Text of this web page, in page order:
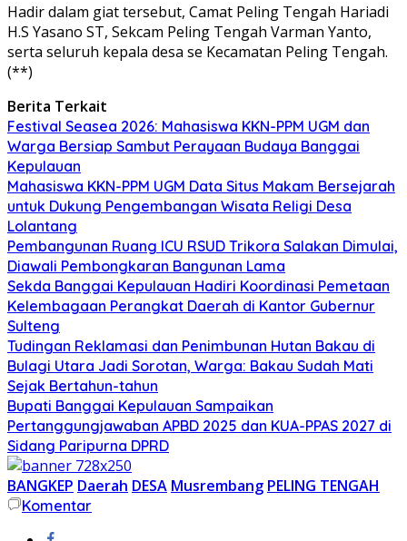
Hadir dalam giat tersebut, Camat Peling Tengah Hariadi
H.S Yasano ST, Sekcam Peling Tengah Varman Yanto,
serta seluruh kepala desa se Kecamatan Peling Tengah.
(**)
Berita Terkait
Festival Seasea 2026: Mahasiswa KKN-PPM UGM dan
Warga Bersiap Sambut Perayaan Budaya Banggai
Kepulauan
Mahasiswa KKN-PPM UGM Data Situs Makam Bersejarah
untuk Dukung Pengembangan Wisata Religi Desa
Lolantang
Pembangunan Ruang ICU RSUD Trikora Salakan Dimulai,
Diawali Pembongkaran Bangunan Lama
Sekda Banggai Kepulauan Hadiri Koordinasi Pemetaan
Kelembagaan Perangkat Daerah di Kantor Gubernur
Sulteng
Tudingan Reklamasi dan Penimbunan Hutan Bakau di
Bulagi Utara Jadi Sorotan, Warga: Bakau Sudah Mati
Sejak Bertahun-tahun
Bupati Banggai Kepulauan Sampaikan
Pertanggungjawaban APBD 2025 dan KUA-PPAS 2027 di
Sidang Paripurna DPRD
BANGKEP Daerah DESA Musrembang PELING TENGAH
Komentar